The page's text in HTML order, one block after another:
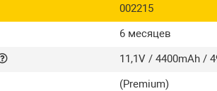
002215
6 месяцев
11,1V / 4400mAh /
(Premium)